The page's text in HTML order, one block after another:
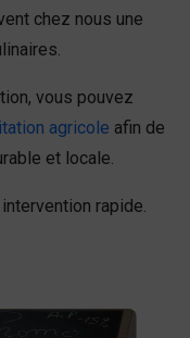
chez nous une
vous pouvez
agricole afin de
et locale.
rapide.